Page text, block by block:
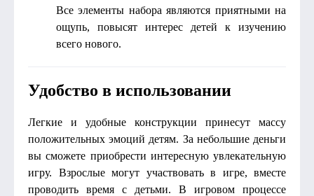
Все элементы набора являются приятными на
ощупь, повысят интерес детей к изучению
всего нового.
Удобство в использовании
Легкие и удобные конструкции принесут массу
положительных эмоций детям. За небольшие деньги
вы сможете приобрести интересную увлекательную
игру. Взрослые могут участвовать в игре, вместе
проводить время с детьми. В игровом процессе